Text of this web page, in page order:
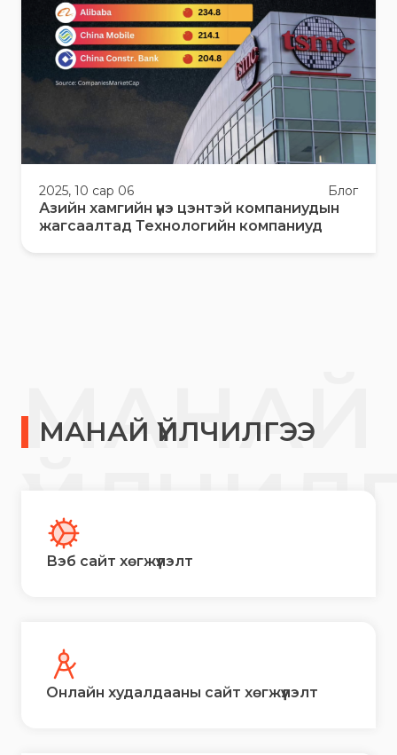
2025, 10 сар 06 Блог
Азийн хамгийн үнэ цэнтэй компаниудын
жагсаалтад Технологийн компаниуд
МАНАЙ ҮЙЛЧИЛГЭЭ
МАНАЙ
Вэб сайт хөгжүүлэлт
Онлайн худалдааны сайт хөгжүүлэлт